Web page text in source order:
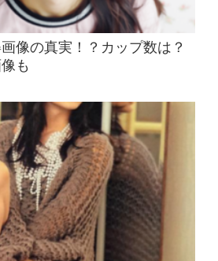
像の真実！？カップ数は？
も